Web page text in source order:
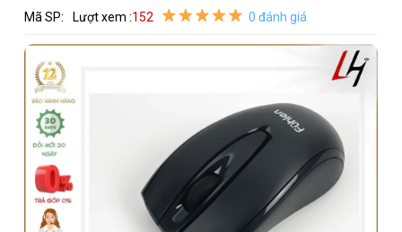
Mã SP: Lượt xem :152 0 đánh giá